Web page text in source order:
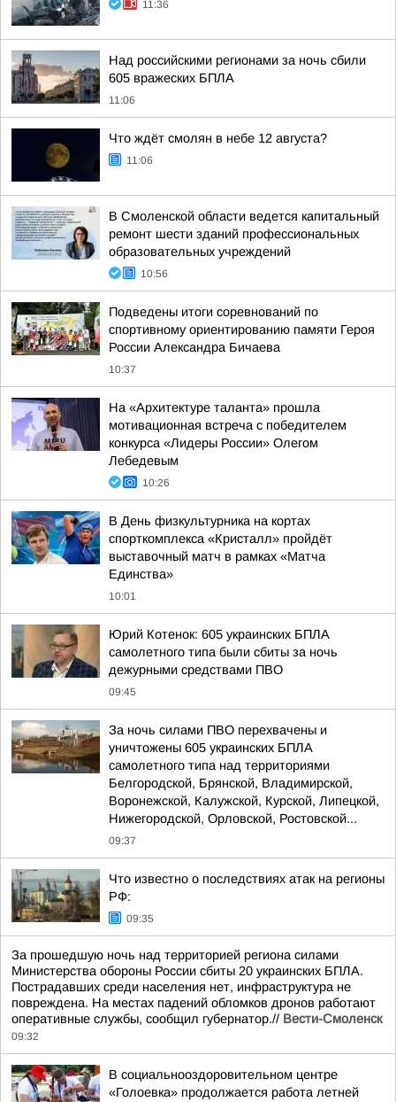
11:36
Над российскими регионами за ночь сбили
605 вражеских БПЛА
11:06
Что ждёт смолян в небе 12 августа?
11:06
В Смоленской области ведется капитальный
ремонт шести зданий профессиональных
образовательных учреждений
10:56
Подведены итоги соревнований по
спортивному ориентированию памяти Героя
России Александра Бичаева
10:37
На «Архитектуре таланта» прошла
мотивационная встреча с победителем
конкурса «Лидеры России» Олегом
Лебедевым
10:26
В День физкультурника на кортах
спорткомплекса «Кристалл» пройдёт
выставочный матч в рамках «Матча
Единства»
10:01
Юрий Котенок: 605 украинских БПЛА
самолетного типа были сбиты за ночь
дежурными средствами ПВО
09:45
За ночь силами ПВО перехвачены и
уничтожены 605 украинских БПЛА
самолетного типа над территориями
Белгородской, Брянской, Владимирской,
Воронежской, Калужской, Курской, Липецкой,
Нижегородской, Орловской, Ростовской...
09:37
Что известно о последствиях атак на регионы
РФ:
09:35
За прошедшую ночь над территорией региона силами
Министерства обороны России сбиты 20 украинских БПЛА.
Пострадавших среди населения нет, инфраструктура не
повреждена. На местах падений обломков дронов работают
оперативные службы, сообщил губернатор.// Вести-Смоленск
09:32
В социальнооздоровительном центре
«Голоевка» продолжается работа летней